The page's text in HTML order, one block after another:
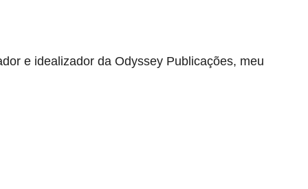
e idealizador da Odyssey Publicações, meu